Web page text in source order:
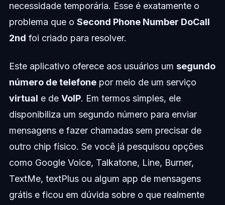
necessidade temporária. Esse é exatamente o
problema que o Second Phone Number DoCall
2nd foi criado para resolver.
Este aplicativo oferece aos usuários um segundo
número de telefonepor meio de um serviço
virtual e de VoIP. Em termos simples, ele
disponibiliza um segundo número para enviar
mensagens e fazer chamadas sem precisar de
outro chip físico. Se você já pesquisou opções
como Google Voice, Talkatone, Line, Burner,
TextMe, textPlus ou algum app de mensagens
grátis e ficou em dúvida sobre o que realmente